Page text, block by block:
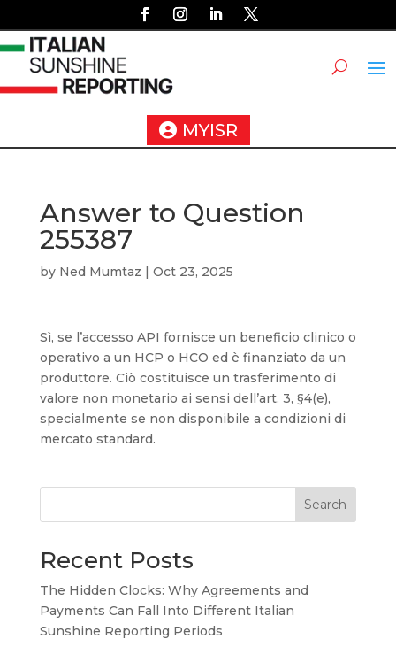
MYISR
Answer to Question
255387
by Ned Mumtaz | Oct 23, 2025
Sì, se l’accesso API fornisce un beneficio clinico o
operativo a un HCP o HCO ed è finanziato da un
produttore. Ciò costituisce un trasferimento di
valore non monetario ai sensi dell’art. 3, §4(e),
specialmente se non disponibile a condizioni di
mercato standard.
Search
Recent Posts
The Hidden Clocks: Why Agreements and
Payments Can Fall Into Different Italian
Sunshine Reporting Periods